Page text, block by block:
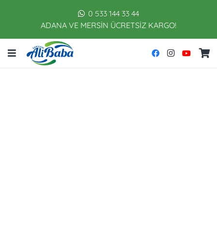
0 533 144 33 44
ADANA VE MERSİN ÜCRETSİZ KARGO!